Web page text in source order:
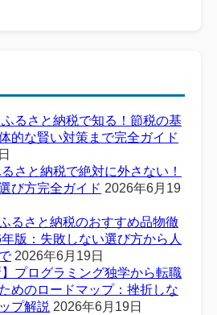
ふるさと納税で知る！節税の基
的な賢い対策まで完全ガイド
さと納税で絶対に外さない！
び方完全ガイド 2026年6月19
るさと納税のおすすめ品物徹
版：失敗しない選び方から人
2026年6月19日
】プログラミング独学から転職
めのロードマップ：挫折しな
プ解説 2026年6月19日